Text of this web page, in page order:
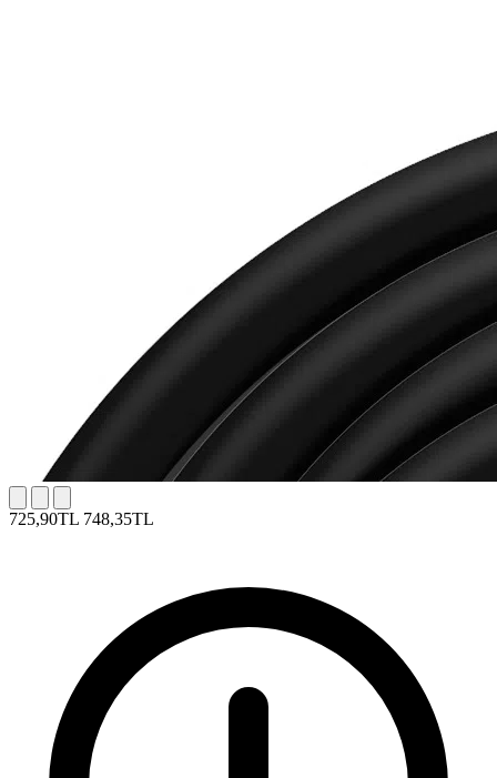
725,90TL 748,35TL